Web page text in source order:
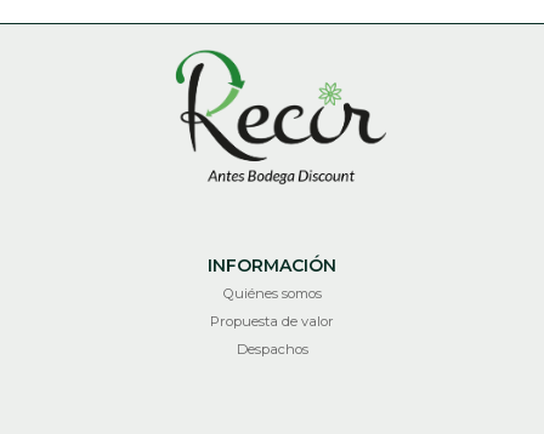
INFORMACIÓN
Quiénes somos
Propuesta de valor
Despachos